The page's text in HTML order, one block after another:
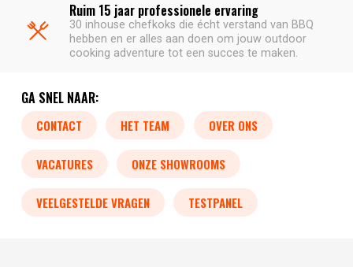
Ruim 15 jaar professionele ervaring
30 inhouse chefkoks die écht verstand van BBQ
hebben en er alles aan doen om jouw outdoor
cooking adventure tot een succes te maken.
GA SNEL NAAR:
CONTACT HET TEAM OVER ONS
VACATURES ONZE SHOWROOMS
VEELGESTELDE VRAGEN TESTPANEL